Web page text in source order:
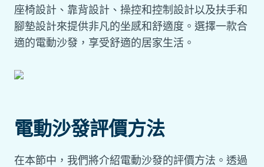
座椅設計、靠背設計、操控和控制設計以及扶手和
腳墊設計來提供非凡的坐感和舒適度。選擇一款合
適的電動沙發，享受舒適的居家生活。
電動沙發評價方法
在本節中，我們將介紹電動沙發的評價方法。透過